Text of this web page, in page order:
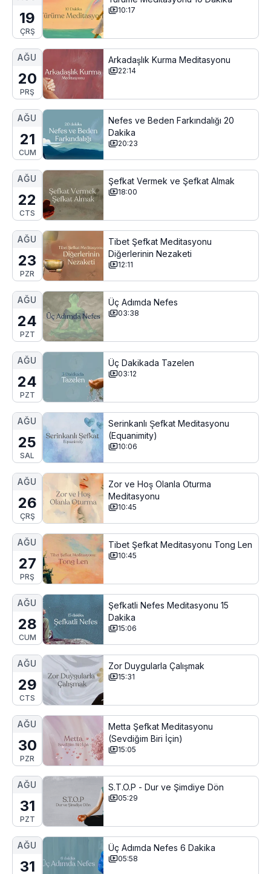
19
ÇRŞ
10:17
AĞU
20
PRŞ
Arkadaşlık Kurma Meditasyonu
22:14
AĞU
21
CUM
Nefes ve Beden Farkındalığı 20
Dakika
20:23
AĞU
22
CTS
Şefkat Vermek ve Şefkat Almak
18:00
AĞU
23
PZR
Tibet Şefkat Meditasyonu
Diğerlerinin Nezaketi
12:11
AĞU
24
PZT
Üç Adımda Nefes
03:38
AĞU
24
PZT
Üç Dakikada Tazelen
03:12
AĞU
25
SAL
Serinkanlı Şefkat Meditasyonu
(Equanimity)
10:06
AĞU
26
ÇRŞ
Zor ve Hoş Olanla Oturma
Meditasyonu
10:45
AĞU
27
PRŞ
Tibet Şefkat Meditasyonu Tong Len
10:45
AĞU
28
CUM
Şefkatli Nefes Meditasyonu 15
Dakika
15:06
AĞU
29
CTS
Zor Duygularla Çalışmak
15:31
AĞU
30
PZR
Metta Şefkat Meditasyonu
(Sevdiğim Biri İçin)
15:05
AĞU
31
PZT
S.T.O.P - Dur ve Şimdiye Dön
05:29
AĞU
31
Üç Adımda Nefes 6 Dakika
05:58